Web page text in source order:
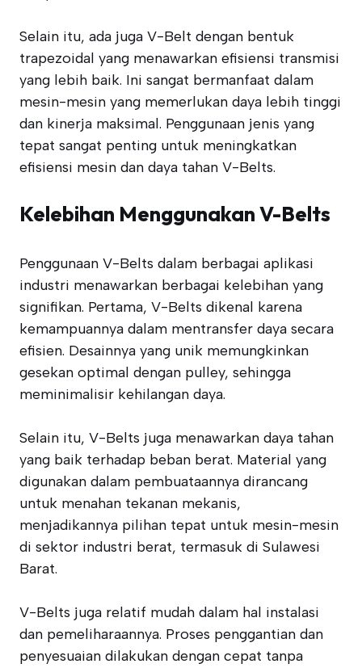
Selain itu, ada juga V-Belt dengan bentuk
trapezoidal yang menawarkan efisiensi transmisi
yang lebih baik. Ini sangat bermanfaat dalam
mesin-mesin yang memerlukan daya lebih tinggi
dan kinerja maksimal. Penggunaan jenis yang
tepat sangat penting untuk meningkatkan
efisiensi mesin dan daya tahan V-Belts.
Kelebihan Menggunakan V-Belts
Penggunaan V-Belts dalam berbagai aplikasi
industri menawarkan berbagai kelebihan yang
signifikan. Pertama, V-Belts dikenal karena
kemampuannya dalam mentransfer daya secara
efisien. Desainnya yang unik memungkinkan
gesekan optimal dengan pulley, sehingga
meminimalisir kehilangan daya.
Selain itu, V-Belts juga menawarkan daya tahan
yang baik terhadap beban berat. Material yang
digunakan dalam pembuataannya dirancang
untuk menahan tekanan mekanis,
menjadikannya pilihan tepat untuk mesin-mesin
di sektor industri berat, termasuk di Sulawesi
Barat.
V-Belts juga relatif mudah dalam hal instalasi
dan pemeliharaannya. Proses penggantian dan
penyesuaian dilakukan dengan cepat tanpa